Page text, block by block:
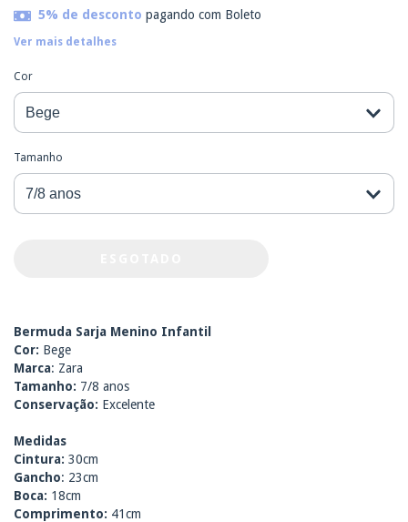
5% de desconto pagando com Boleto
Ver mais detalhes
Cor
Tamanho
Bermuda Sarja Menino Infantil
Cor: Bege
Marca: Zara
Tamanho: 7/8 anos
Conservação: Excelente
Medidas
Cintura: 30cm
Gancho: 23cm
Boca: 18cm
Comprimento: 41cm